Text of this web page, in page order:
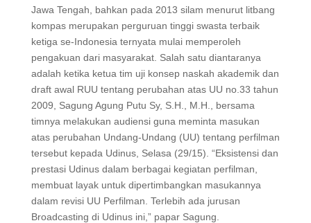
Jawa Tengah, bahkan pada 2013 silam menurut litbang
kompas merupakan perguruan tinggi swasta terbaik
ketiga se-Indonesia ternyata mulai memperoleh
pengakuan dari masyarakat. Salah satu diantaranya
adalah ketika ketua tim uji konsep naskah akademik dan
draft awal RUU tentang perubahan atas UU no.33 tahun
2009, Sagung Agung Putu Sy, S.H., M.H., bersama
timnya melakukan audiensi guna meminta masukan
atas perubahan Undang-Undang (UU) tentang perfilman
tersebut kepada Udinus, Selasa (29/15). “Eksistensi dan
prestasi Udinus dalam berbagai kegiatan perfilman,
membuat layak untuk dipertimbangkan masukannya
dalam revisi UU Perfilman. Terlebih ada jurusan
Broadcasting di Udinus ini,” papar Sagung.